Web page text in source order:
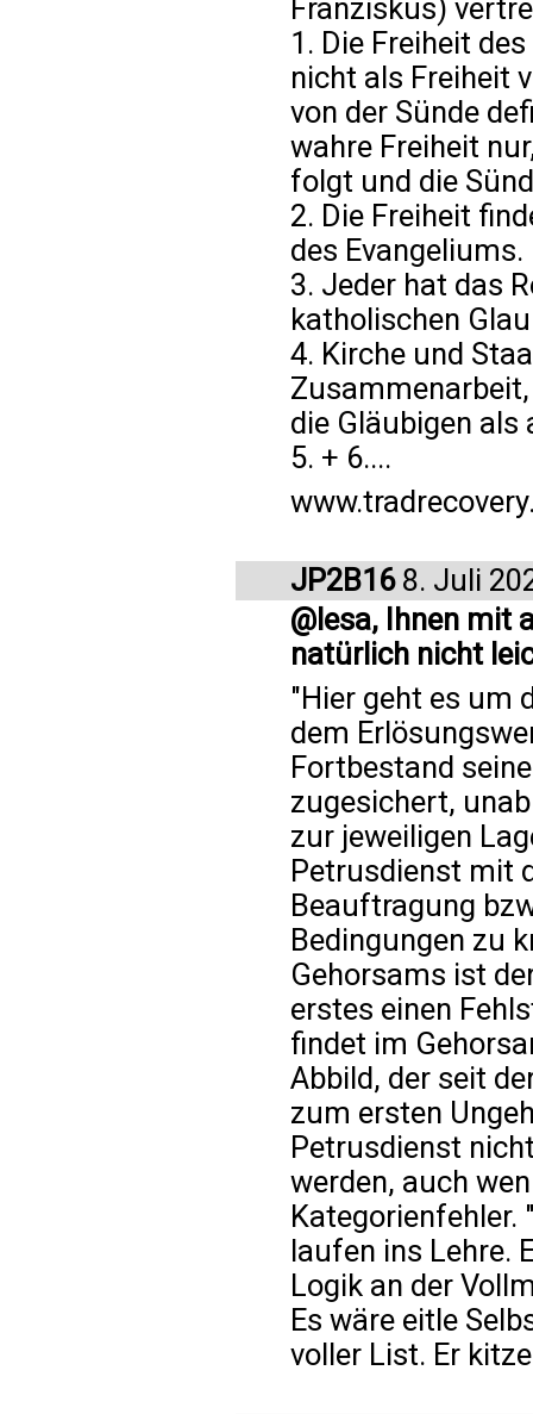
Franziskus)
1. Die Freiheit
nicht als Freiheit
von der Sünde
wahre Freiheit
folgt und die
2. Die Freiheit
des Evangeliums.
3. Jeder hat das
katholischen
4. Kirche und
die Gläubigen als
5. + 6....
JP2B168. Juli
@lesa, Ihnen mit
natürlich nicht
"Hier geht es um
dem
Fortbestand
zugesichert,
zur jeweiligen
Petrusdienst mit
Beauftragung
Bedingungen zu
Gehorsams ist
erstes einen
findet im
Abbild, der seit
zum ersten
Petrusdienst
werden, auch
Kategorienfehler.
laufen ins Lehre.
Logik an der
Es wäre eitle
voller List. Er